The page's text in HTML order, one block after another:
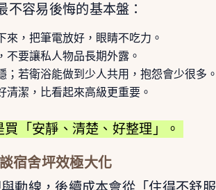
不容易後悔的基本盤：
，把筆電放好，眼睛不吃力。
要讓私人物品長期外露。
若衛浴能做到少人共用，抱怨會少很多。
潔，比看起來高級更重要。
「安靜、清楚、好整理」。
宿舍坪效極大化